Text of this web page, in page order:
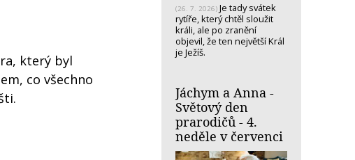
který byl
co všechno
(26. 7. 2026) Je tady svátek
rytíře, který chtěl sloužit
králi, ale po zranění
objevil, že ten největší Král
je Ježíš.
Jáchym a Anna -
Světový den
prarodičů - 4.
neděle v červenci